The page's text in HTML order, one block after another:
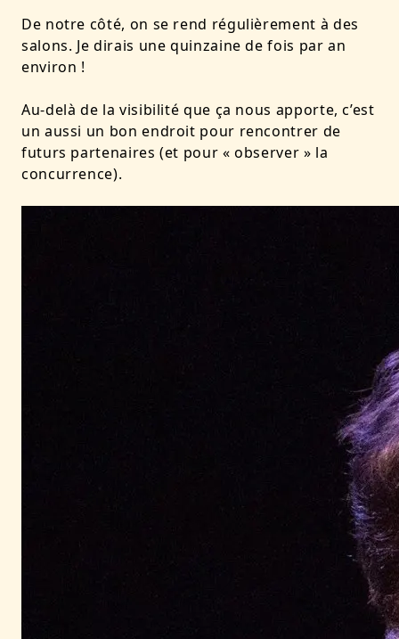
De notre côté, on se rend régulièrement à des
salons. Je dirais une quinzaine de fois par an
environ !
Au-delà de la visibilité que ça nous apporte, c’est
un aussi un bon endroit pour rencontrer de
futurs partenaires (et pour « observer » la
concurrence).